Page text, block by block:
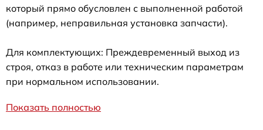
который прямо обусловлен с выполненной работой
(например, неправильная установка запчасти).
Для комплектующих: Преждевременный выход из
строя, отказ в работе или техническим параметрам
при нормальном использовании.
Показать полностью